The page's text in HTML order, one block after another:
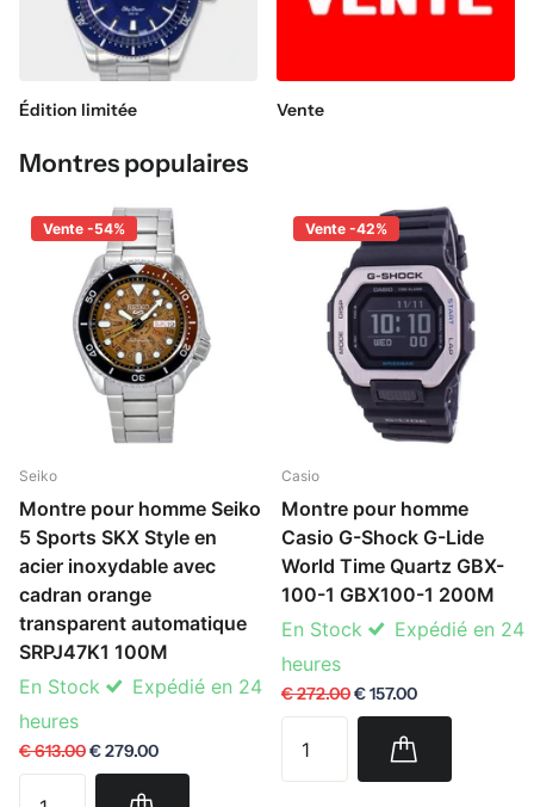
Édition limitée Vente
Montres populaires
Vente -54%
Seiko
Montre pour homme Seiko
5 Sports SKX Style en
acier inoxydable avec
cadran orange
transparent automatique
SRPJ47K1 100M
En Stock
Expédié en 24
heures
€ 613.00€ 279.00
Vente -42%
Casio
Montre pour homme
Casio G-Shock G-Lide
World Time Quartz GBX-
100-1 GBX100-1 200M
En Stock
Expédié en 24
heures
€ 272.00€ 157.00